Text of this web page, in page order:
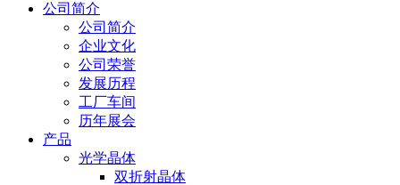
公司简介
公司简介
企业文化
公司荣誉
发展历程
工厂车间
历年展会
产品
光学晶体
双折射晶体